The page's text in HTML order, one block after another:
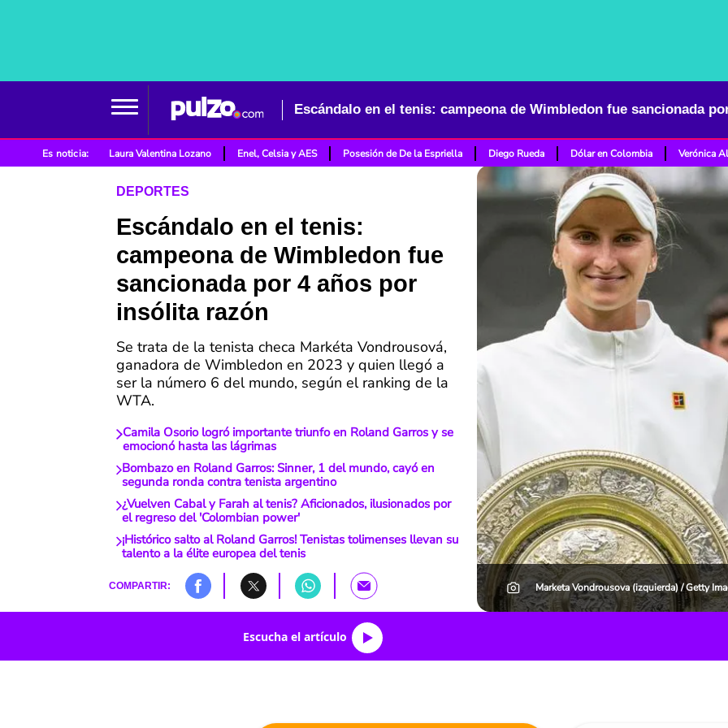
Es noticia: Laura Valentina Lozano Enel, Celsia y AES Posesión de De la Espriella Diego Rueda Dólar en Colombia Verónica
DEPORTES
Escándalo en el tenis:
campeona de Wimbledon fue
sancionada por 4 años por
insólita razón
Se trata de la tenista checa Markéta Vondrousová,
ganadora de Wimbledon en 2023 y quien llegó a
ser la número 6 del mundo, según el ranking de la
WTA.
Camila Osorio logró importante triunfo en Roland Garros y se
emocionó hasta las lágrimas
Bombazo en Roland Garros: Sinner, 1 del mundo, cayó en
segunda ronda contra tenista argentino
¿Vuelven Cabal y Farah al tenis? Aficionados, ilusionados por
el regreso del 'Colombian power'
¡Histórico salto al Roland Garros! Tenistas tolimenses llevan su
talento a la élite europea del tenis
COMPARTIR: Marketa Vondrousova (izquierda) / Getty
Escucha el artículo